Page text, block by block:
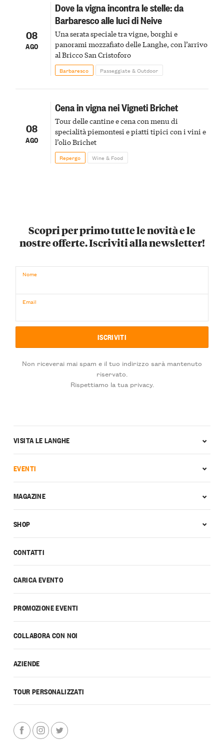
08
AGO
Dove la vigna incontra le stelle: da
Barbaresco alle luci di Neive
Una serata speciale tra vigne, borghi e
panorami mozzafiato delle Langhe, con l’arrivo
al Bricco San Cristoforo
Barbaresco Passeggiate & Outdoor
08
AGO
Cena in vigna nei Vigneti Brichet
Tour delle cantine e cena con menu di
specialità piemontesi e piatti tipici con i vini e
l’olio Brichet
Repergo Wine & Food
Scopri per primo tutte le novità e le
nostre offerte. Iscriviti alla newsletter!
Nome
Email
Non riceverai mai spam e il tuo indirizzo sarà mantenuto
riservato.
Rispettiamo la tua privacy.
CONTATTI
CARICA EVENTO
PROMOZIONE EVENTI
COLLABORA CON NOI
AZIENDE
TOUR PERSONALIZZATI
VISITA LE LANGHE
EVENTI
MAGAZINE
SHOP